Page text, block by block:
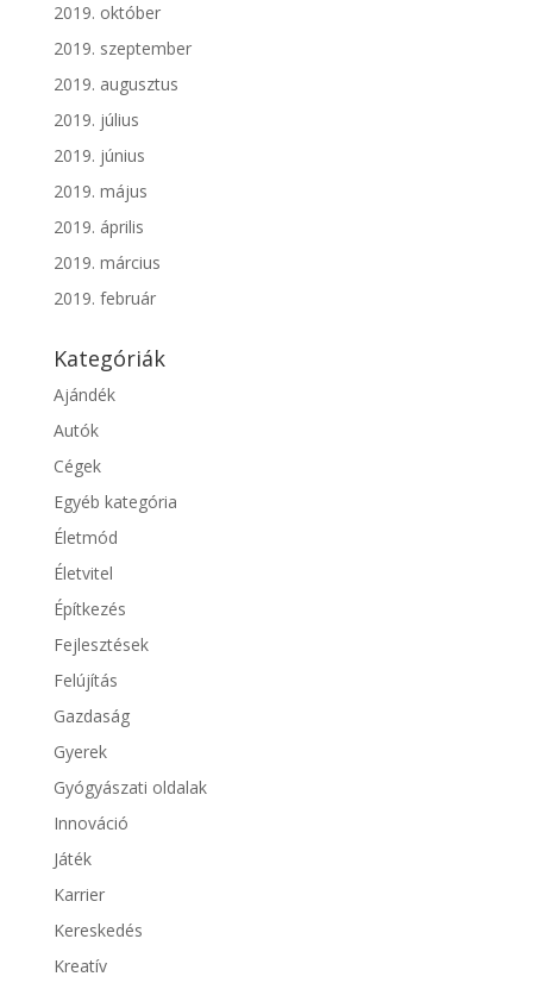
2019. október
2019. szeptember
2019. augusztus
2019. július
2019. június
2019. május
2019. április
2019. március
2019. február
Kategóriák
Ajándék
Autók
Cégek
Egyéb kategória
Életmód
Életvitel
Építkezés
Fejlesztések
Felújítás
Gazdaság
Gyerek
Gyógyászati oldalak
Innováció
Játék
Karrier
Kereskedés
Kreatív